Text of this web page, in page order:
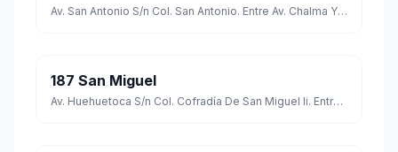
Av. San Antonio S/n Col. San Antonio. Entre Av. Chalma Y Rancho Grande C.p. 54720
187 San Miguel
Av. Huehuetoca S/n Col. Cofradía De San Miguel Ii. Entre Jiménez Cantú Y Primero De Mayo C.p. 54715